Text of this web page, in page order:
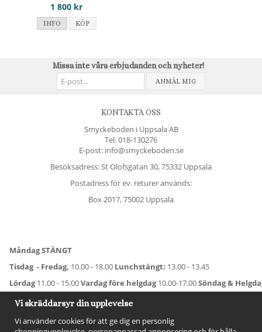
1 800 kr
INFO KÖP
Missa inte våra erbjudanden och nyheter!
ANMÄL MIG
KONTAKTA OSS
Smyckeboden i Uppsala AB
Tel:018-130276
E-post: info@smyckeboden.se
Besöksadress: St Olofsgatan 30, 75332 Uppsala
Postadress för ev. returer används:
Box 2017, 75002 Uppsala
Måndag STÄNGT
Tisdag - Fredag, 10.00 - 18.00 Lunchstängt: 13.00 - 13.45
Lördag11.00 - 15.00Vardag före helgdag10.00-17.00Söndag &
För avvikande öppettider:Titta här
Vi skräddarsyr din upplevelse
Vi använder cookies för att ge dig en personlig